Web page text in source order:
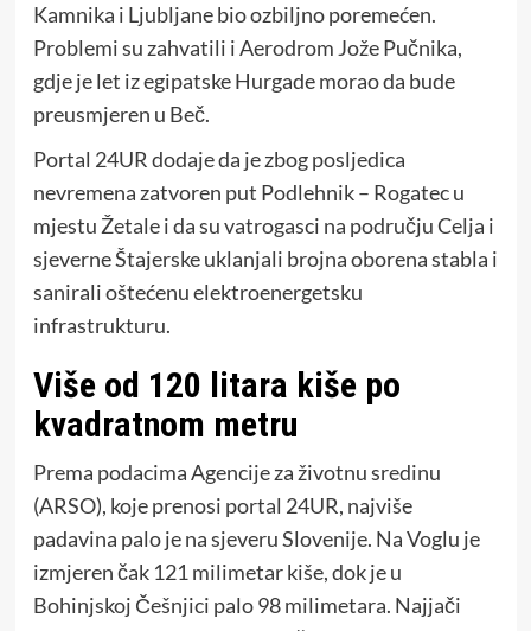
Kamnika i Ljubljane bio ozbiljno poremećen.
Problemi su zahvatili i Aerodrom Jože Pučnika,
gdje je let iz egipatske Hurgade morao da bude
preusmjeren u Beč.
Portal 24UR dodaje da je zbog posljedica
nevremena zatvoren put Podlehnik – Rogatec u
mjestu Žetale i da su vatrogasci na području Celja i
sjeverne Štajerske uklanjali brojna oborena stabla i
sanirali oštećenu elektroenergetsku
infrastrukturu.
Više od 120 litara kiše po
kvadratnom metru
Prema podacima Agencije za životnu sredinu
(ARSO), koje prenosi portal 24UR, najviše
padavina palo je na sjeveru Slovenije. Na Voglu je
izmjeren čak 121 milimetar kiše, dok je u
Bohinjskoj Češnjici palo 98 milimetara. Najjači